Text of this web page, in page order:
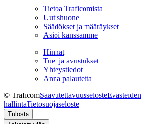
Tietoa Traficomista
Uutishuone
Säädökset ja määräykset
Asioi kanssamme
Hinnat
Tuet ja avustukset
Yhteystiedot
Anna palautetta
© TraficomSaavutettavuusselosteEvästeiden
hallintaTietosuojaseloste
Tulosta